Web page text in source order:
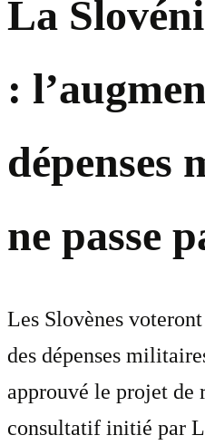
La
:
dépenses
ne passe
Les Slovènes
des dépenses
approuvé le projet de
consultatif initié par